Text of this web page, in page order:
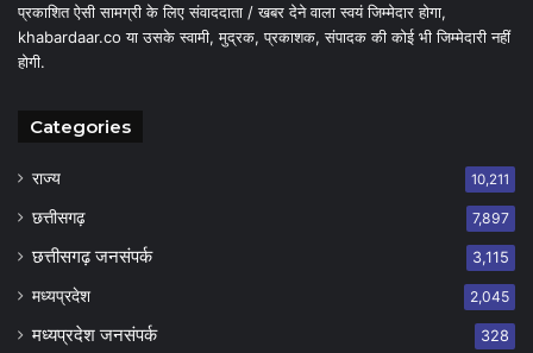
प्रकाशित ऐसी सामग्री के लिए संवाददाता / खबर देने वाला स्वयं जिम्मेदार होगा,
khabardaar.co या उसके स्वामी, मुद्रक, प्रकाशक, संपादक की कोई भी जिम्मेदारी नहीं
होगी.
Categories
राज्य 10,211
छत्तीसगढ़ 7,897
छत्तीसगढ़ जनसंपर्क 3,115
मध्यप्रदेश 2,045
मध्यप्रदेश जनसंपर्क 328